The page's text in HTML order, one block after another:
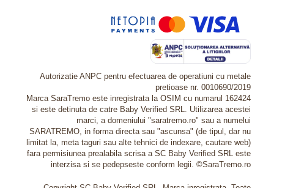
Autorizatie ANPC pentru efectuarea de operatiuni cu metale
pretioase nr. 0010690/2019
Marca SaraTremo este inregistrata la OSIM cu numarul 162424
si este detinuta de catre Baby Verified SRL. Utilizarea acestei
marci, a domeniului "saratremo.ro" sau a numelui
SARATREMO, in forma directa sau "ascunsa" (de tipul, dar nu
limitat la, meta taguri sau alte tehnici de indexare, cautare web)
fara permisiunea prealabila scrisa a SC Baby Verified SRL este
interzisa si se pedepseste conform legii. ©SaraTremo.ro